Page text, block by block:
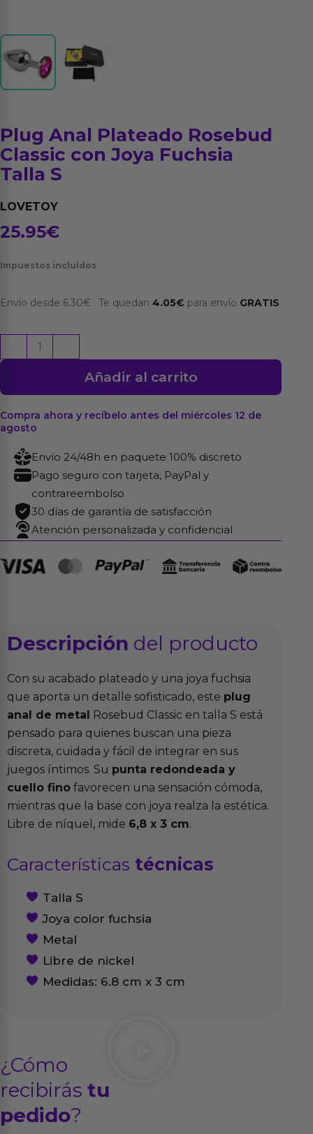
Plug Anal Plateado Rosebud
Classic con Joya Fuchsia
Talla S
LOVETOY
25.95€
Impuestos incluídos
Envío desde 6.30€ · Te quedan 4.05€ para envío GRATIS
Anal
Rosebud
Classic
con
Joya
Fuchsia
cantidad
Añadir al carrito
Compra ahora y recíbelo antes del miércoles 12 de
agosto
Envío 24/48h en paquete 100% discreto
Pago seguro con tarjeta, PayPal y
contrareembolso
30 días de garantía de satisfacción
Atención personalizada y confidencial
Descripción del producto
Con su acabado plateado y una joya fuchsia
que aporta un detalle sofisticado, este plug
anal de metal Rosebud Classic en talla S está
pensado para quienes buscan una pieza
discreta, cuidada y fácil de integrar en sus
juegos íntimos. Su punta redondeada y
cuello fino favorecen una sensación cómoda,
mientras que la base con joya realza la estética.
Libre de níquel, mide 6,8 x 3 cm.
Características técnicas
Talla S
Joya color fuchsia
Metal
Libre de nickel
Medidas: 6.8 cm x 3 cm
¿Cómo
recibirás tu
pedido?